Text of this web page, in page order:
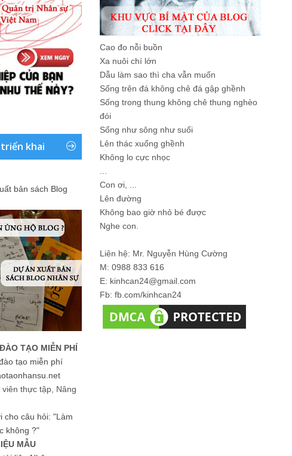
khai
bản sách Blog
TẠO MIỄN PHÍ
tạo miễn phí
thực tập, Nâng
cho câu hỏi: "Làm
không ?"
MẪU
Cao đo nỗi buồn
Xa nuôi chí lớn
Dẫu làm sao thì cha vẫn muốn
Sống trên đá không chê đá gập ghềnh
Sống trong thung không chê thung nghèo
đói
Sống như sông như suối
Lên thác xuống ghềnh
Không lo cực nhọc
Con ơi, ...
Lên đường
Không bao giờ nhỏ bé được
Nghe con.
Liên hệ: Mr. Nguyễn Hùng Cường
M: 0988 833 616
E: kinhcan24@gmail.com
Fb: fb.com/kinhcan24